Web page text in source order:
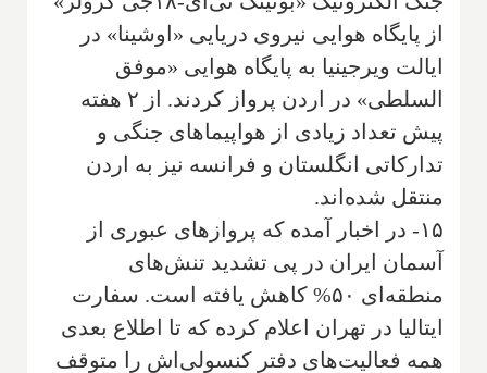
از پایگاه هوایی نیروی دریایی «اوشینا» در
ایالت ویرجینیا به پایگاه هوایی «موفق
السلطی» در اردن پرواز کردند. از ۲ هفته
پیش تعداد زیادی از هواپیماهای جنگی و
تدارکاتی انگلستان و فرانسه نیز به اردن
منتقل شده‌اند.
۱۵- در اخبار آمده که پروازهای عبوری از
آسمان ایران در پی تشدید تنش‌های
منطقه‌ای ۵۰% کاهش یافته است. سفارت
ایتالیا در تهران اعلام کرده که تا اطلاع بعدی
همه فعالیت‌های دفتر کنسولی‌اش را متوقف